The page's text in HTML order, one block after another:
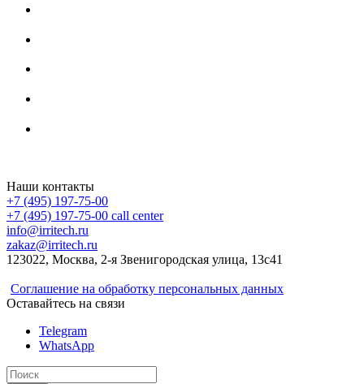
Наши контакты
+7 (495) 197-75-00
+7 (495) 197-75-00 call center
info@irritech.ru
zakaz@irritech.ru
123022, Москва, 2-я Звенигородская улица, 13с41
Соглашение на обработку персональных данных
Оставайтесь на связи
Telegram
WhatsApp